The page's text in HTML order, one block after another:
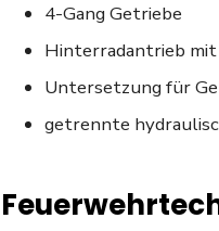
4-Gang Getriebe
Hinterradantrieb
Untersetzung für
getrennte